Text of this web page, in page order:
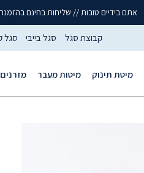
אתם בידיים טובות // שליחות בחינם בהזמנה מעל 299 ש"ח (לא כולל
קבוצת סגל סגל בייבי סגל
מיטת תינוק מיטות מעבר מזרנים